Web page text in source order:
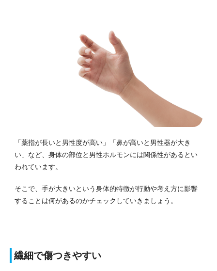
「薬指が長いと男性度が高い」「鼻が高いと男性器が大き
い」など、身体の部位と男性ホルモンには関係性があるとい
われています。
そこで、手が大きいという身体的特徴が行動や考え方に影響
することは何があるのかチェックしていきましょう。
繊細で傷つきやすい